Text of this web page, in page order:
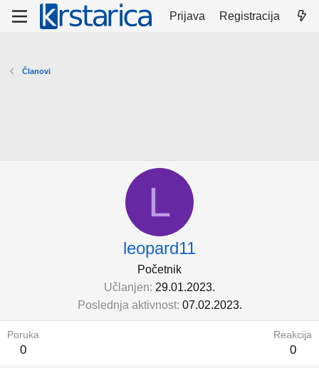
Prijava Registracija
Članovi
L
leopard11
Početnik
Učlanjen 29.01.2023.
Poslednja aktivnost 07.02.2023.
Poruka
0
Reakcija
0